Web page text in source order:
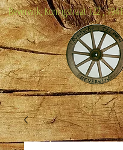
Beverwijk, Koningstraat 122 ,